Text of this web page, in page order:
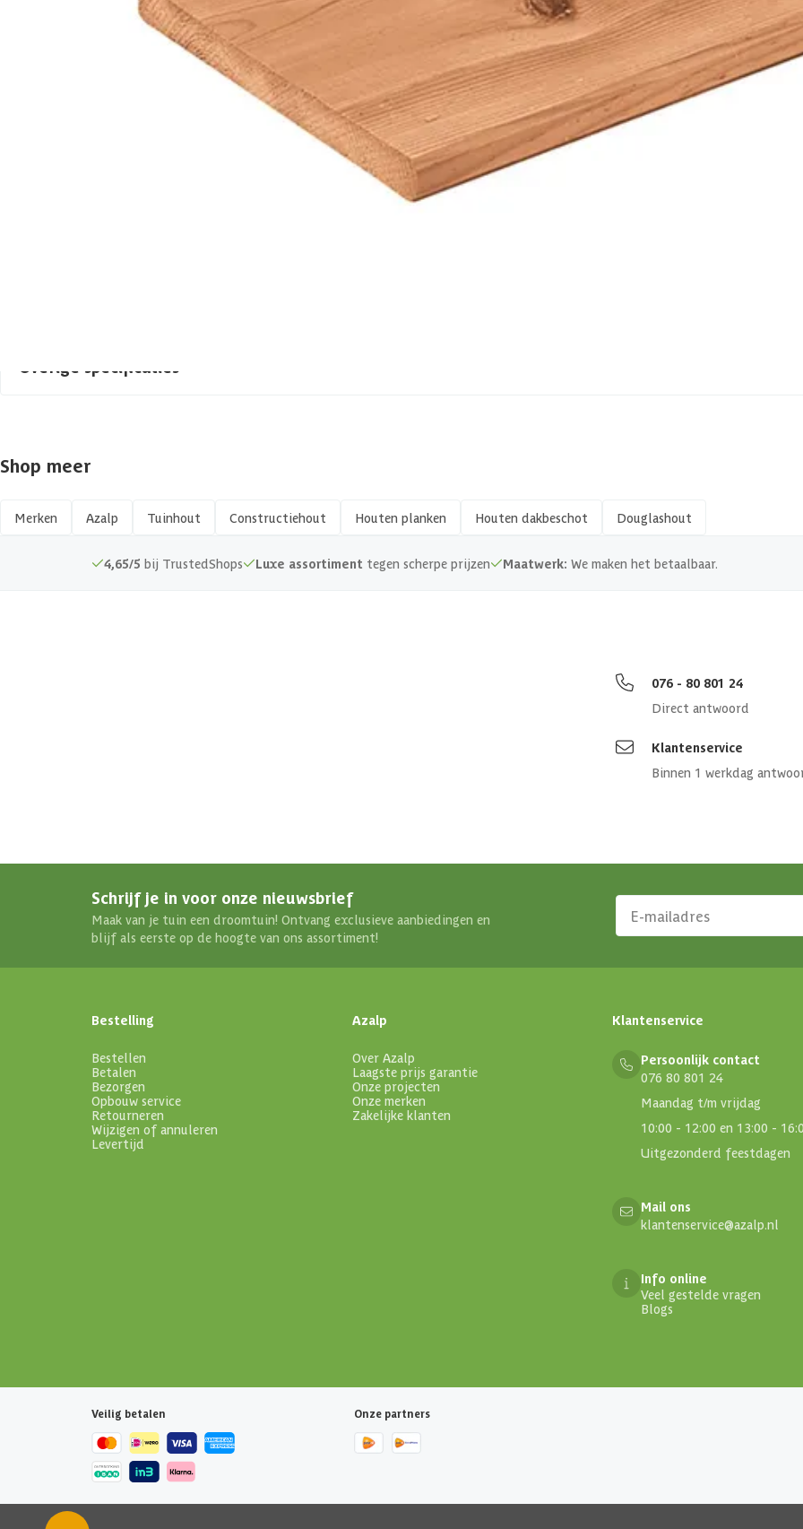
Onbehandeld
Douglashout
Overige specificaties
Afwerking
Kopmaat 28 x 195 mm
Zachthout
Shop meer
Merken Azalp Tuinhout Constructiehout Houten planken Houten dakbeschot Douglashout
4,65/5 bij TrustedShops Luxe assortiment tegen scherpe prijzen Maatwerk: We maken het betaalbaar.
076 - 80 801 24
Direct antwoord
Klantenservice
Binnen 1 werkdag
Schrijf je in voor onze nieuwsbrief
Maak van je tuin een droomtuin! Ontvang exclusieve aanbiedingen en
blijf als eerste op de hoogte van ons assortiment!
Bestelling
Bestellen
Betalen
Bezorgen
Opbouw service
Retourneren
Wijzigen of annuleren
Levertijd
Azalp
Over Azalp
Laagste prijs garantie
Onze projecten
Onze merken
Zakelijke klanten
Klantenservice
Persoonlijk contact
076 80 801 24
Maandag t/m vrijdag
10:00 - 12:00 en 13:00 -
Uitgezonderd feestdagen
Mail ons
klantenservice@azalp.nl
Info online
Veel gestelde vragen
Blogs
Veilig betalen Onze partners